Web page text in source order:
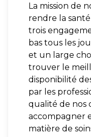
La mission de
rendre la
trois
bas tous les
et un large
trouver le
disponibilité
par les
qualité de nos
accompagner
matière de